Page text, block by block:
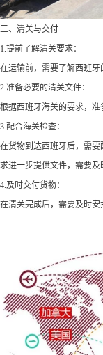
三、清关与交付
1.提前了解清关要求：
在运输前，需要了解西班牙
2.准备必要的清关文件：
根据西班牙海关的要求，准
3.配合海关检查：
在货物到达西班牙后，需
求进一步提供文件，需要及
4.及时交付货物：
在清关完成后，需要及时安